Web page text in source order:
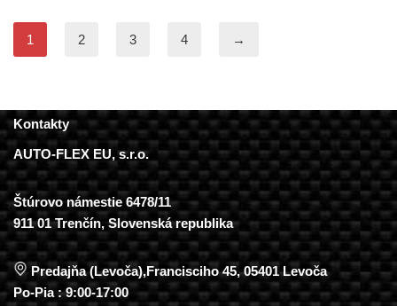
1 2 3 4 →
Kontakty
AUTO-FLEX EU, s.r.o.
Štúrovo námestie 6478/11
911 01 Trenčín, Slovenská republika
Predajňa (Levoča),Francisciho 45, 05401 Levoča
Po-Pia : 9:00-17:00